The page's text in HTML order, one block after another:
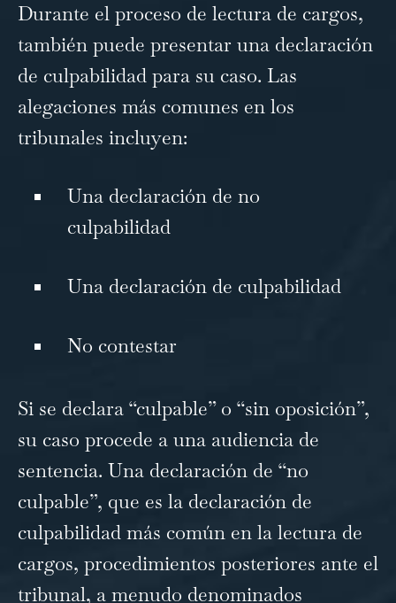
Durante el proceso de lectura de cargos,
también puede presentar una declaración
de culpabilidad para su caso. Las
alegaciones más comunes en los
tribunales incluyen:
Una declaración de no
culpabilidad
Una declaración de culpabilidad
No contestar
Si se declara “culpable” o “sin oposición”,
su caso procede a una audiencia de
sentencia. Una declaración de “no
culpable”, que es la declaración de
culpabilidad más común en la lectura de
cargos, procedimientos posteriores ante el
tribunal, a menudo denominados